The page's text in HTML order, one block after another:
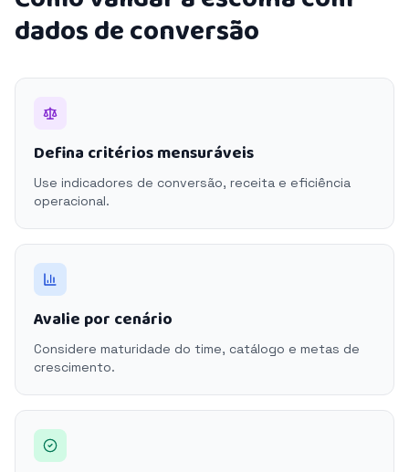
dados de conversão
Defina critérios mensuráveis
Use indicadores de conversão, receita e eficiência
operacional.
Avalie por cenário
Considere maturidade do time, catálogo e metas de
crescimento.